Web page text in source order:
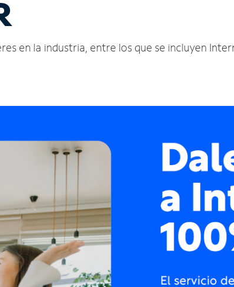
en la industria, entre los que se incluyen